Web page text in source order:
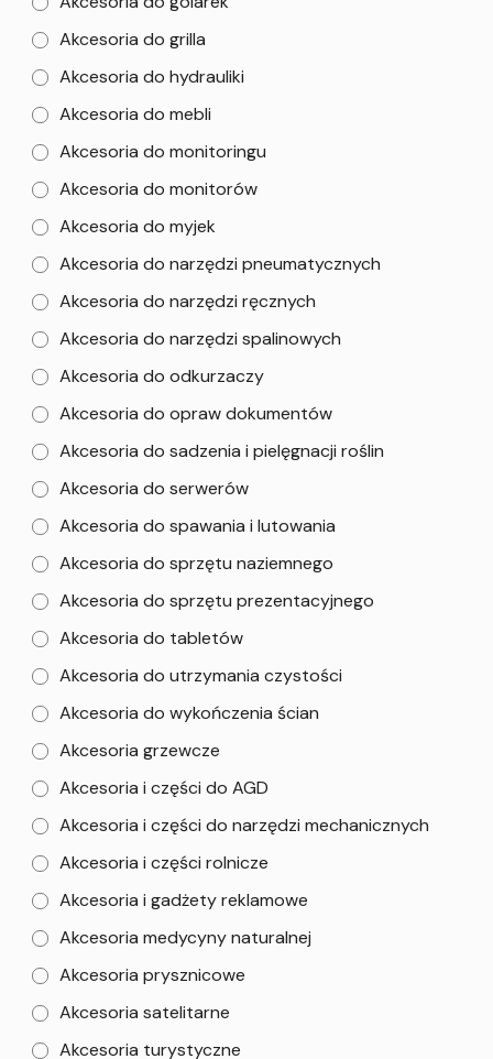
Akcesoria do grilla
Akcesoria do hydrauliki
Akcesoria do mebli
Akcesoria do monitoringu
Akcesoria do monitorów
Akcesoria do myjek
Akcesoria do narzędzi pneumatycznych
Akcesoria do narzędzi ręcznych
Akcesoria do narzędzi spalinowych
Akcesoria do odkurzaczy
Akcesoria do opraw dokumentów
Akcesoria do sadzenia i pielęgnacji roślin
Akcesoria do serwerów
Akcesoria do spawania i lutowania
Akcesoria do sprzętu naziemnego
Akcesoria do sprzętu prezentacyjnego
Akcesoria do tabletów
Akcesoria do utrzymania czystości
Akcesoria do wykończenia ścian
Akcesoria grzewcze
Akcesoria i części do AGD
Akcesoria i części do narzędzi mechanicznych
Akcesoria i części rolnicze
Akcesoria i gadżety reklamowe
Akcesoria medycyny naturalnej
Akcesoria prysznicowe
Akcesoria satelitarne
Akcesoria turystyczne